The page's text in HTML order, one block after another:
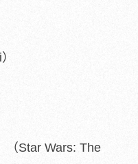
（Star Wars: The